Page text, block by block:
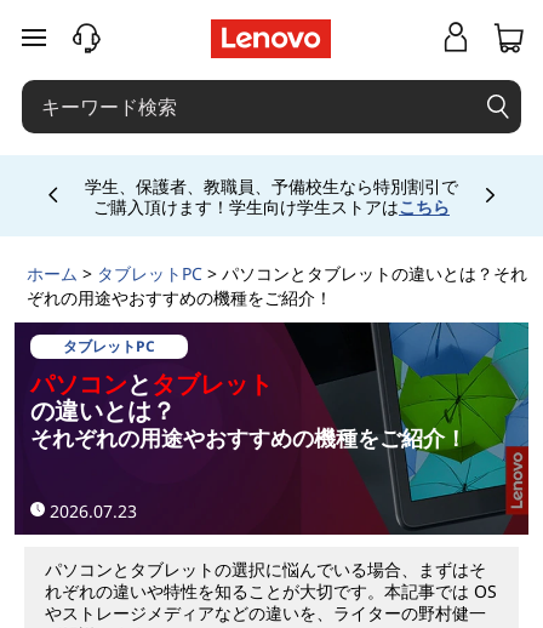
パ
ソ
コ
と
タ
ブ
レ
ト
メインコンテンツにスキップする
お電話購入相談窓口 ☎ 法人:0120-148-333 法人
専用ストア会員登録 (無料) 詳細はこちら
専用会
場はこちら
Currently displaying item 5 of
ホーム > タブレットPC > パソコンとタブレットの違いとは？それ
ぞれの用途やおすすめの機種をご紹介！
タブレットPC
パソコンとタブレット
の違いとは？
それぞれの用途やおすすめの機種をご紹介！
2026.07.23
パソコンとタブレットの選択に悩んでいる場合、まずはそ
れぞれの違いや特性を知ることが大切です。本記事では OS
やストレージメディアなどの違いを、ライターの野村健一